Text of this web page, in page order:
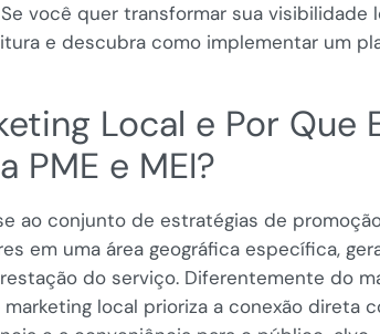
você quer transformar sua visibilidade
e descubra como implementar um
Local e Por Que
PME e MEI?
ao conjunto de estratégias de
em uma área geográfica específica,
do serviço. Diferentemente do
local prioriza a conexão direta